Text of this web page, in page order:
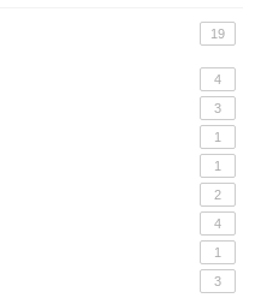
19
4
3
1
1
2
4
1
3